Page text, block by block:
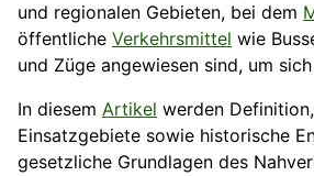
und regionalen Gebieten, bei dem
öffentliche Verkehrsmittel wie
und Züge angewiesen sind, um
In diesem Artikel werden
Einsatzgebiete sowie historische
gesetzliche Grundlagen des